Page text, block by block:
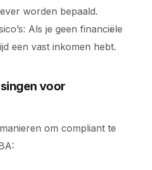
worden bepaald.
Als je geen financiële
een vast inkomen hebt.
voor
om compliant te